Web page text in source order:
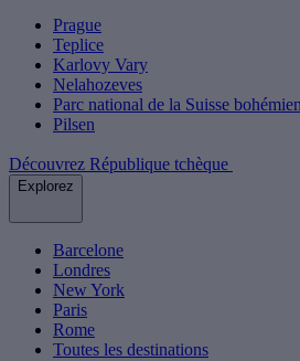
Prague
Teplice
Karlovy Vary
Nelahozeves
Parc national de la Suisse
Pilsen
Découvrez République tchèque
Explorez
Barcelone
Londres
New York
Paris
Rome
Toutes les destinations